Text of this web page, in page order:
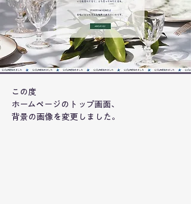
この度
ホームページのトップ画面、
背景の画像を変更しました。